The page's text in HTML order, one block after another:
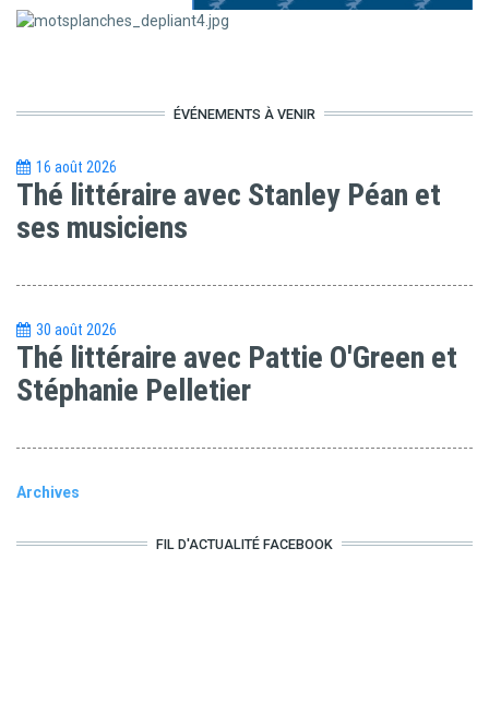
ÉVÉNEMENTS À VENIR
16 août 2026
Thé littéraire avec Stanley Péan et
ses musiciens
30 août 2026
Thé littéraire avec Pattie O'Green et
Stéphanie Pelletier
Archives
FIL D'ACTUALITÉ FACEBOOK